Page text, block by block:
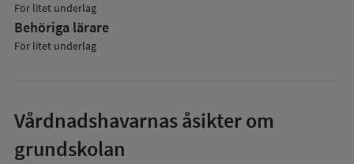
För litet underlag
Behöriga lärare
För litet underlag
Vårdnadshavarnas åsikter om
grundskolan